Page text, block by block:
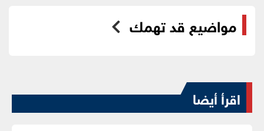
مواضيع قد تهمك
اقرأ أيضا